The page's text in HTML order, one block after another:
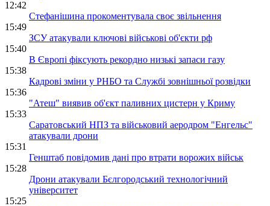
12:42
Стефанішина прокоментувала своє звільнення
15:49
ЗСУ атакували ключові військові об'єкти рф
15:40
В Європі фіксують рекордно низькі запаси газу
15:38
Кадрові зміни у РНБО та Службі зовнішньої розвідки
15:36
"Атеш" виявив об'єкт паливних цистерн у Криму
15:33
Саратовський НПЗ та військовий аеродром "Енгельс"
атакували дрони
15:31
Генштаб повідомив дані про втрати ворожих військ
15:28
Дрони атакували Бєлгородський технологічний
університет
15:25